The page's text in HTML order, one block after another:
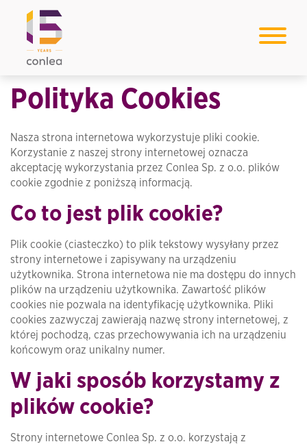
Polityka Cookies
Nasza strona internetowa wykorzystuje pliki cookie.
Korzystanie z naszej strony internetowej oznacza
akceptację wykorzystania przez Conlea Sp. z o.o. plików
cookie zgodnie z poniższą informacją.
Co to jest plik cookie?
Plik cookie (ciasteczko) to plik tekstowy wysyłany przez
strony internetowe i zapisywany na urządzeniu
użytkownika. Strona internetowa nie ma dostępu do innych
plików na urządzeniu użytkownika. Zawartość plików
cookies nie pozwala na identyfikację użytkownika. Pliki
cookies zazwyczaj zawierają nazwę strony internetowej, z
której pochodzą, czas przechowywania ich na urządzeniu
końcowym oraz unikalny numer.
W jaki sposób korzystamy z
plików cookie?
Strony internetowe Conlea Sp. z o.o. korzystają z